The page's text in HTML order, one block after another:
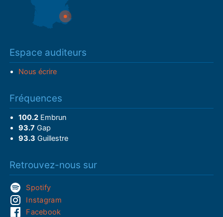
Espace auditeurs
Nous écrire
Fréquences
100.2Embrun
93.7 Gap
93.3 Guillestre
Retrouvez-nous sur
Spotify
Instagram
Facebook